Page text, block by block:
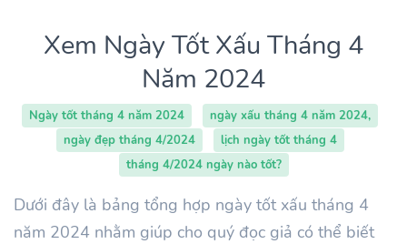
Xem Ngày Tốt Xấu Tháng 4
Năm 2024
Ngày tốt tháng 4 năm 2024
ngày xấu tháng 4 năm 2024,
ngày đẹp tháng 4/2024
lịch ngày tốt tháng 4
tháng 4/2024 ngày nào tốt?
Dưới đây là bảng tổng hợp ngày tốt xấu tháng 4
năm 2024 nhằm giúp cho quý đọc giả có thể biết